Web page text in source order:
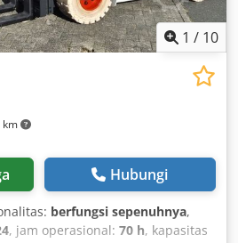
1 / 10
km
Hubungi
berfungsi sepenuhnya,
, jam operasional: 70 h, kapasitas